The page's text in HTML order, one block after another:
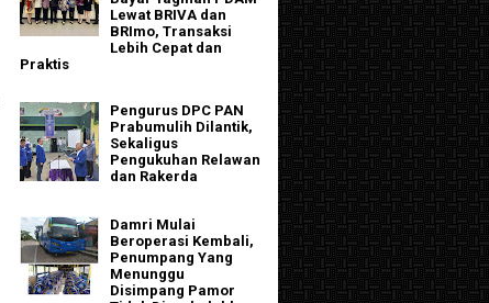
Lewat BRIVA dan
BRImo, Transaksi
Lebih Cepat dan
Praktis
Pengurus DPC PAN
Prabumulih Dilantik,
Sekaligus
Pengukuhan Relawan
dan Rakerda
Damri Mulai
Beroperasi Kembali,
Penumpang Yang
Menunggu
Disimpang Pamor